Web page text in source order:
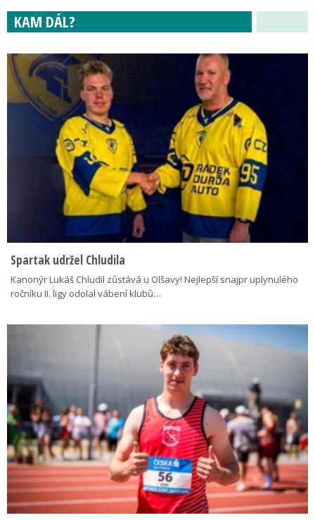
KAM DÁL?
Spartak udržel Chludila
Kanonýr Lukáš Chludil zůstává u Olšavy! Nejlepší snajpr uplynulého
ročníku II. ligy odolal vábení klubů…